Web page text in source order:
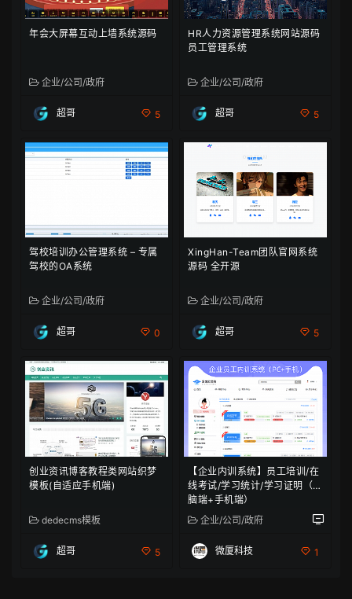
年会大屏幕互动上墙系统源码
企业/公司/政府
超哥 5
HR人力资源管理系统网站源码
员工管理系统
企业/公司/政府
超哥 5
驾校培训办公管理系统 – 专属
驾校的OA系统
企业/公司/政府
超哥 0
XingHan-Team团队官网系统
源码 全开源
企业/公司/政府
超哥 5
创业资讯博客教程类网站织梦
模板(自适应手机端)
dedecms模板
超哥 5
【企业内训系统】员工培训/在
线考试/学习统计/学习证明（电
脑端+手机端）
企业/公司/政府
微厦科技 1